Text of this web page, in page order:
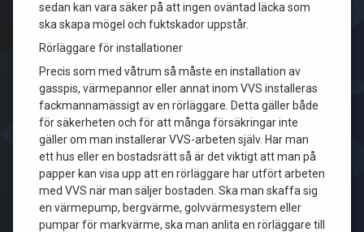
sedan kan vara säker på att ingen oväntad läcka som
ska skapa mögel och fuktskador uppstår.
Rörläggare för installationer
Precis som med våtrum så måste en installation av
gasspis, värmepannor eller annat inom VVS installeras
fackmannamässigt av en rörläggare. Detta gäller både
för säkerheten och för att många försäkringar inte
gäller om man installerar VVS-arbeten själv. Har man
ett hus eller en bostadsrätt så är det viktigt att man på
papper kan visa upp att en rörläggare har utfört arbeten
med VVS när man säljer bostaden. Ska man skaffa sig
en värmepump, bergvärme, golvvärmesystem eller
pumpar för markvärme, ska man anlita en rörläggare till